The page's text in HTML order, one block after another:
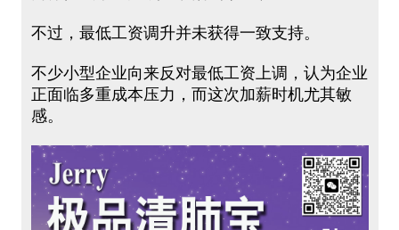
不过，最低工资调升并未获得一致支持。
不少小型企业向来反对最低工资上调，认为企业
正面临多重成本压力，而这次加薪时机尤其敏
感。